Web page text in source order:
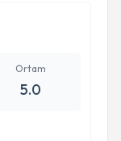
Ortam
5.0